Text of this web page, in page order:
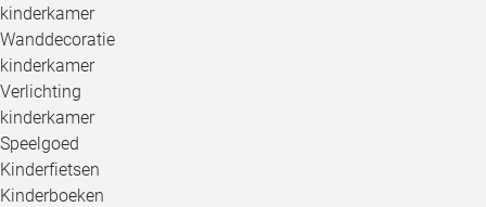
kinderkamer
Wanddecoratie
kinderkamer
Verlichting
kinderkamer
Speelgoed
Kinderfietsen
Kinderboeken